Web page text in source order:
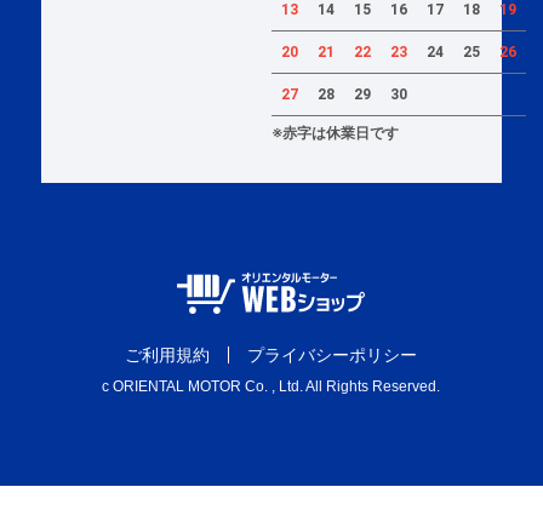
ご利用規約 プライバシーポリシー
c ORIENTAL MOTOR Co. , Ltd. All Rights Reserved.
13 14 15 16 17 18 19
20 21 22 23 24 25 26
27 28 29 30
※赤字は休業日です